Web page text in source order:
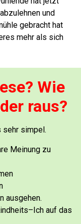
und
gebracht hat
mehr als sich
Wie
raus?
sehr simpel.
Meinung zu
ausgehen.
auf das